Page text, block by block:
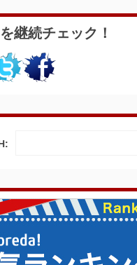
継続チェック！